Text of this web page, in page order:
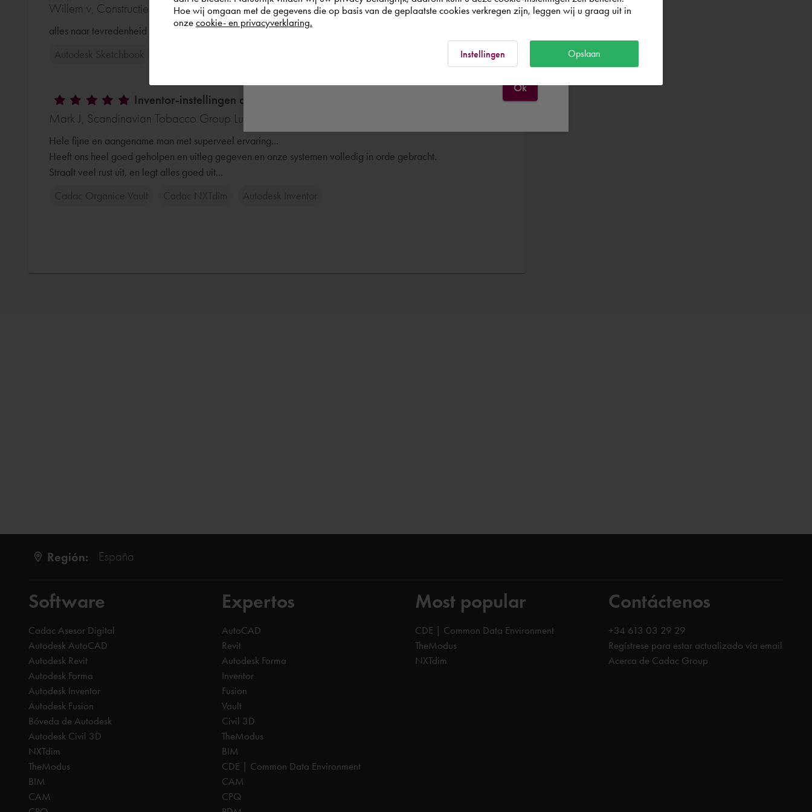
Willem v, Constructie en reparatiebedrijf W. van Dam - hace alrededor de 2 años
alles naar tevredenheid gedaan.
Autodesk Sketchbook
Inventor-instellingen aanpassen / cursus
Mark J, Scandinavian Tobacco Group Lummen NV - hace casi 4 años
Hele fijne en aangename man met superveel ervaring...
Heeft ons heel goed geholpen en uitleg gegeven en onze systemen volledig in orde gebracht.
Straalt veel rust uit, en legt alles goed uit...
Cadac Organice Vault
Cadac NXTdim Autodesk Inventor
Región: España
Software
Cadac Asesor Digital
Autodesk AutoCAD
Autodesk Revit
Autodesk Forma
Autodesk Inventor
Autodesk Fusion
Bóveda de Autodesk
Autodesk Civil 3D
NXTdim
TheModus
BIM
CAM
Expertos
AutoCAD
Revit
Autodesk Forma
Inventor
Fusion
Vault
Civil 3D
TheModus
BIM
CDE | Common Data Environment
CAM
CPQ
Most popular
CDE | Common Data Environment
TheModus
NXTdim
Contáctenos
+34 613 03 29 29
Regístrese para estar actualizado vía email
Acerca de Cadac Group
Ok
Hoe wij omgaan met de gegevens die op basis van de geplaatste cookies verkregen zijn, leggen wij u graag uit in
onze cookie- en privacyverklaring.
Instellingen Opslaan